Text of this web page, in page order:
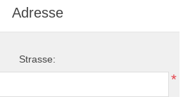
Adresse
Strasse:
*